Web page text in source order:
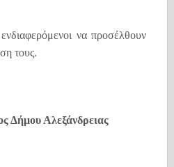
να προσέλθουν
τους.
Δήμου Αλεξάνδρειας